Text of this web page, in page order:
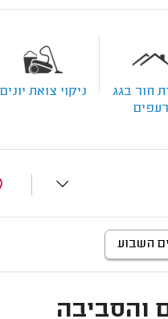
חור בגג
רעפים
ניקוי צואת יונים
השבוע
והסביבה